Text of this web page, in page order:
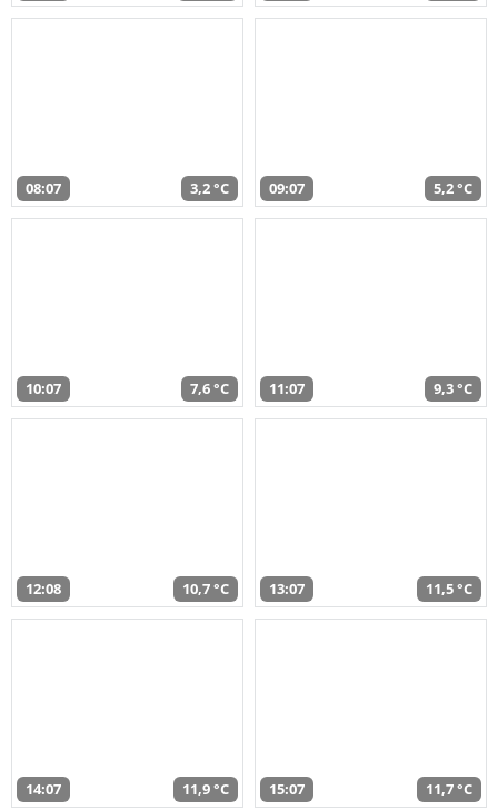
08:07 3,2 °C 09:07 5,2 °C
10:07 7,6 °C 11:07 9,3 °C
12:08 10,7 °C 13:07 11,5 °C
14:07 11,9 °C 15:07 11,7 °C